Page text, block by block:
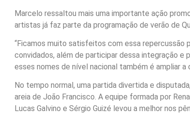
Marcelo ressaltou mais uma importante ação
artistas já faz parte da programação de verão de
“Ficamos muito satisfeitos com essa repercussão
convidados, além de participar dessa integração e
esses nomes de nível nacional também é ampliar
No tempo normal, uma partida divertida e
areia de João Francisco. A equipe formada por
Lucas Galvino e Sérgio Guizé levou a melhor nos